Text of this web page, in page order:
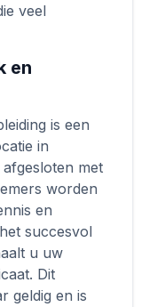
veel
en
is een
in
met
worden
en
succesvol
u uw
Dit
geldig en is